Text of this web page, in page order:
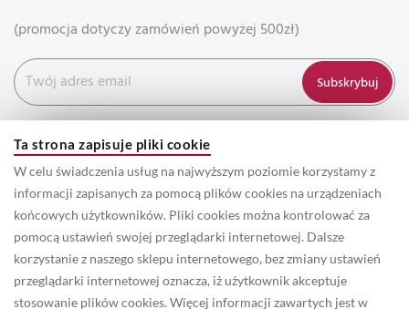
Ta strona zapisuje pliki cookie
W celu świadczenia usług na najwyższym poziomie korzystamy z
informacji zapisanych za pomocą plików cookies na urządzeniach
końcowych użytkowników. Pliki cookies można kontrolować za
pomocą ustawień swojej przeglądarki internetowej. Dalsze
korzystanie z naszego sklepu internetowego, bez zmiany ustawień
przeglądarki internetowej oznacza, iż użytkownik akceptuje
stosowanie plików cookies. Więcej informacji zawartych jest w
(promocja dotyczy zamówień powyżej 500zł)
Subskrybuj
© 2022 Prawa autorskie do wszystkich informacji oraz zdjęć